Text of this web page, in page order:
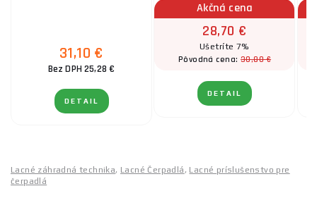
31,10 €
Bez DPH 25,28 €
DETAIL
Akčná cena
28,70 €
Ušetríte 7%
Pôvodná cena: 30,80 €
DETAIL
Lacné záhradná technika, Lacné Čerpadlá, Lacné príslušenstvo pre
čerpadlá